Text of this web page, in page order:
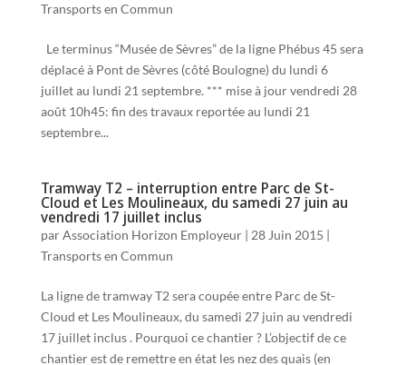
Transports en Commun
Le terminus “Musée de Sèvres” de la ligne Phébus 45 sera
déplacé à Pont de Sèvres (côté Boulogne) du lundi 6
juillet au lundi 21 septembre. *** mise à jour vendredi 28
août 10h45: fin des travaux reportée au lundi 21
septembre...
Tramway T2 – interruption entre Parc de St-
Cloud et Les Moulineaux, du samedi 27 juin au
vendredi 17 juillet inclus
parAssociation Horizon Employeur| 28 Juin 2015 |
Transports en Commun
La ligne de tramway T2 sera coupée entre Parc de St-
Cloud et Les Moulineaux, du samedi 27 juin au vendredi
17 juillet inclus . Pourquoi ce chantier ? L’objectif de ce
chantier est de remettre en état les nez des quais (en